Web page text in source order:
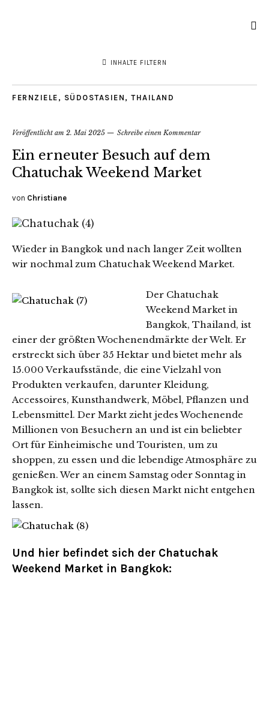
INHALTE FILTERN
FERNZIELE , SÜDOSTASIEN , THAILAND
Veröffentlicht am 2. Mai 2025 Schreibe einen Kommentar
Ein erneuter Besuch auf dem
Chatuchak Weekend Market
von Christiane
Wieder in Bangkok und nach langer Zeit wollten
wir nochmal zum Chatuchak Weekend Market.
Der Chatuchak
Weekend Market in
Bangkok, Thailand, ist
einer der größten Wochenendmärkte der Welt. Er
erstreckt sich über 35 Hektar und bietet mehr als
15.000 Verkaufsstände, die eine Vielzahl von
Produkten verkaufen, darunter Kleidung,
Accessoires, Kunsthandwerk, Möbel, Pflanzen und
Lebensmittel. Der Markt zieht jedes Wochenende
Millionen von Besuchern an und ist ein beliebter
Ort für Einheimische und Touristen, um zu
shoppen, zu essen und die lebendige Atmosphäre zu
genießen. Wer an einem Samstag oder Sonntag in
Bangkok ist, sollte sich diesen Markt nicht entgehen
lassen.
Und hier befindet sich der Chatuchak
Weekend Market in Bangkok: